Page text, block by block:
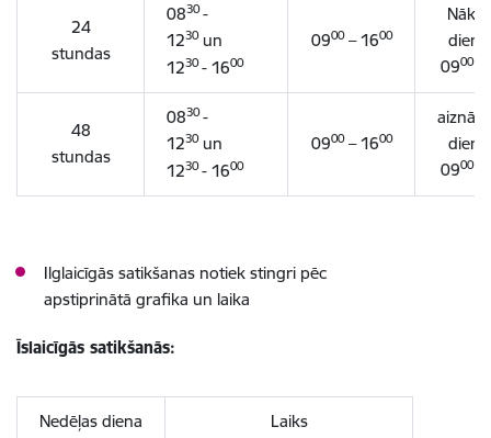
24
stundas
0830-
1230un
1230- 1600
0900– 1600
0900-
48
stundas
0830-
1230un
1230- 1600
0900– 1600
0900-
Ilglaicīgās satikšanas notiek stingri pēc
apstiprinātā grafika un laika
Īslaicīgās satikšanās:
Nedēļas diena Laiks